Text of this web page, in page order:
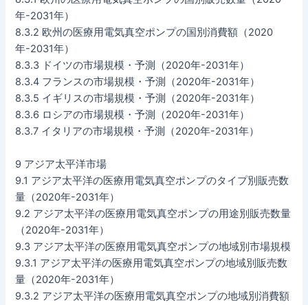
年-2031年）
8.3.2 欧州の医療用電気真空ポンプの国別消費額（2020
年-2031年）
8.3.3 ドイツの市場規模・予測（2020年-2031年）
8.3.4 フランスの市場規模・予測（2020年-2031年）
8.3.5 イギリスの市場規模・予測（2020年-2031年）
8.3.6 ロシアの市場規模・予測（2020年-2031年）
8.3.7 イタリアの市場規模・予測（2020年-2031年）
9 アジア太平洋市場
9.1 アジア太平洋の医療用電気真空ポンプのタイプ別販売数
量（2020年-2031年）
9.2 アジア太平洋の医療用電気真空ポンプの用途別販売数量
（2020年-2031年）
9.3 アジア太平洋の医療用電気真空ポンプの地域別市場規模
9.3.1 アジア太平洋の医療用電気真空ポンプの地域別販売数
量（2020年-2031年）
9.3.2 アジア太平洋の医療用電気真空ポンプの地域別消費額